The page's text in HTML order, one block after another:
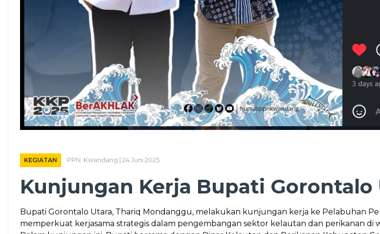
KEGIATAN PPN. Kwandang | 24 Juni 2025
Kunjungan Kerja Bupati Gorontalo
Bupati Gorontalo Utara, Thariq Mondanggu, melakukan kunjungan kerja ke Pelabuhan
memperkuat kerjasama strategis dalam pengembangan sektor kelautan dan perikanan di